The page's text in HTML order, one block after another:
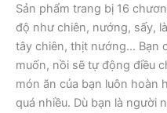
Sản phẩm trang bị 16
độ như chiên, nướng, sấy,
tây chiên, thịt nướng… Bạn
muốn, nồi sẽ tự động điều
món ăn của bạn luôn hoàn
quá nhiều. Dù bạn là người